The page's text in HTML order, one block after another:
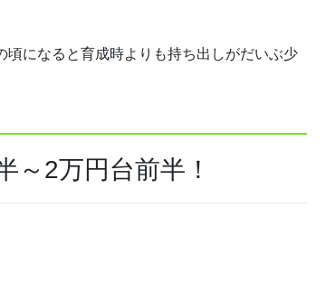
になると育成時よりも持ち出しがだいぶ少
～2万円台前半！